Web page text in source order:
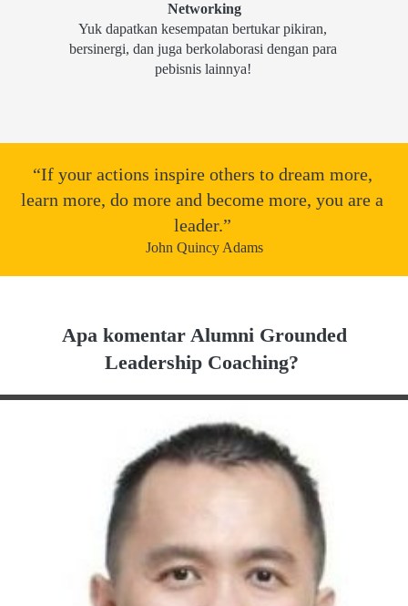
Networking
Yuk dapatkan kesempatan bertukar pikiran,
bersinergi, dan juga berkolaborasi dengan para
pebisnis lainnya!
“If your actions inspire others to dream more,
learn more, do more and become more, you are a
leader.”
John Quincy Adams
Apa komentar Alumni Grounded
Leadership Coaching?